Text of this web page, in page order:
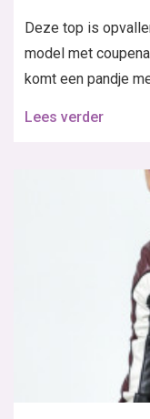
Deze top is
model met
komt een pandje
Lees verder